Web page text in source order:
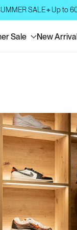
SALE✦Up to
Sale New